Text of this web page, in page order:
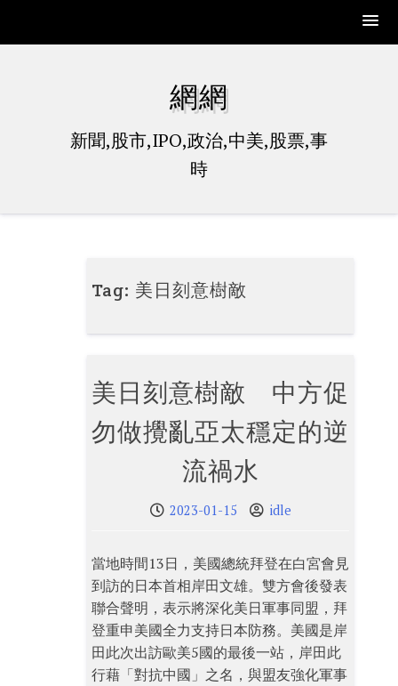
網網
新聞,股市,IPO,政治,中美,股票,事
時
Tag: 美日刻意樹敵
美日刻意樹敵 中方促
勿做攪亂亞太穩定的逆
流禍水
2023-01-15 idle
當地時間13日，美國總統拜登在白宮會見
到訪的日本首相岸田文雄。雙方會後發表
聯合聲明，表示將深化美日軍事同盟，拜
登重申美國全力支持日本防務。美國是岸
田此次出訪歐美5國的最後一站，岸田此
行藉「對抗中國」之名，與盟友強化軍事